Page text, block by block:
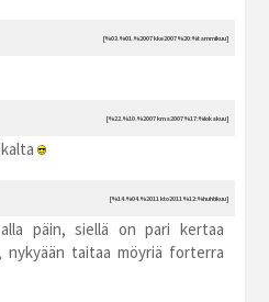
[%03.%01.%2007 kke2007 %20:%tammikuu]
[%22.%10.%2007 kma2007 %17:%lokakuu]
[%14.%04.%2011 kto2011 %12:%huhtikuu]
päin, siellä on pari kertaa
nykyään taitaa möyriä forterra